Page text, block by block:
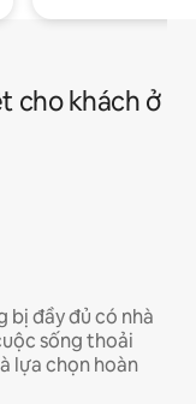
cho khách ở
bị đầy đủ có nhà
sống thoải
lựa chọn hoàn